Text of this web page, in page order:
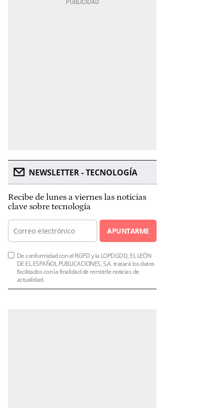
NEWSLETTER - TECNOLOGÍA
Recibe de lunes a viernes las noticias
clave sobre tecnología
APUNTARME
De conformidad con el RGPD y la LOPDGDD, EL LEÓN
DE EL ESPAÑOL PUBLICACIONES, S.A. tratará los datos
facilitados con la finalidad de remitirle noticias de
actualidad.